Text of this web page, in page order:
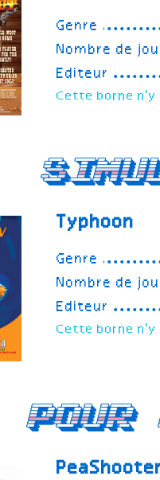
Genre
Nombre de
Editeur
Cette borne n'y
Typhoon
Genre
Nombre de
Editeur
Cette borne n'y
Pour